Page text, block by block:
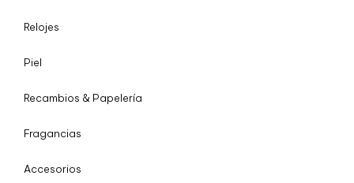
Relojes
Piel
Recambios & Papelería
Fragancias
Accesorios